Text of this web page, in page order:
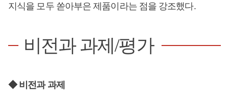
지식을 모두 쏟아부은 제품이라는 점을 강조했다.
비전과 과제/평가
◆ 비전과 과제